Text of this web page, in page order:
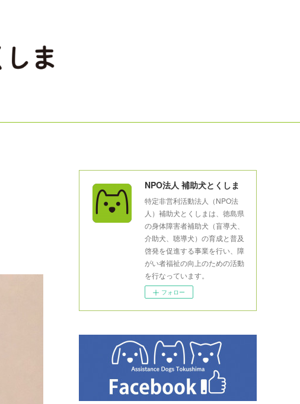
NPO法人 補助犬とくしま
特定非営利活動法人（NPO法
人）補助犬とくしまは、徳島県
の身体障害者補助犬（盲導犬、
介助犬、聴導犬）の育成と普及
啓発を促進する事業を行い、障
がい者福祉の向上のための活動
を行なっています。
フォロー